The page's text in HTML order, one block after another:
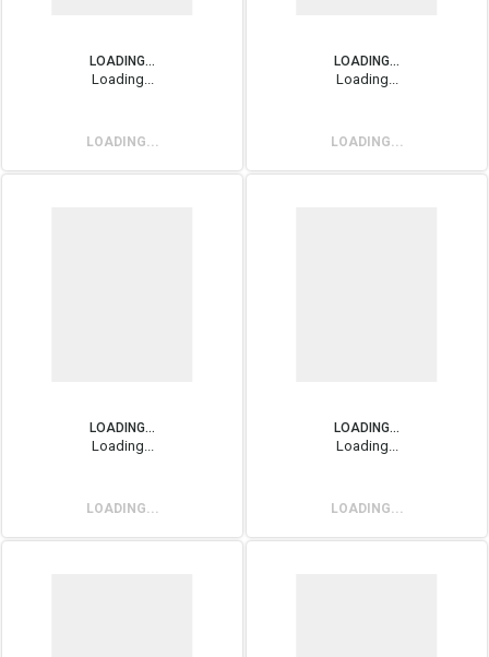
LOADING...
Loading...
LOADING...
LOADING...
Loading...
LOADING...
LOADING...
Loading...
LOADING...
LOADING...
Loading...
LOADING...